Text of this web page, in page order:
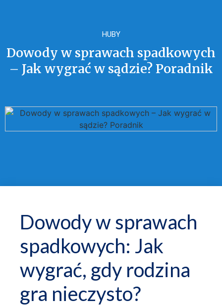
HUBY
Dowody w sprawach spadkowych
– Jak wygrać w sądzie? Poradnik
Dowody w sprawach
spadkowych: Jak
wygrać, gdy rodzina
gra nieczysto?